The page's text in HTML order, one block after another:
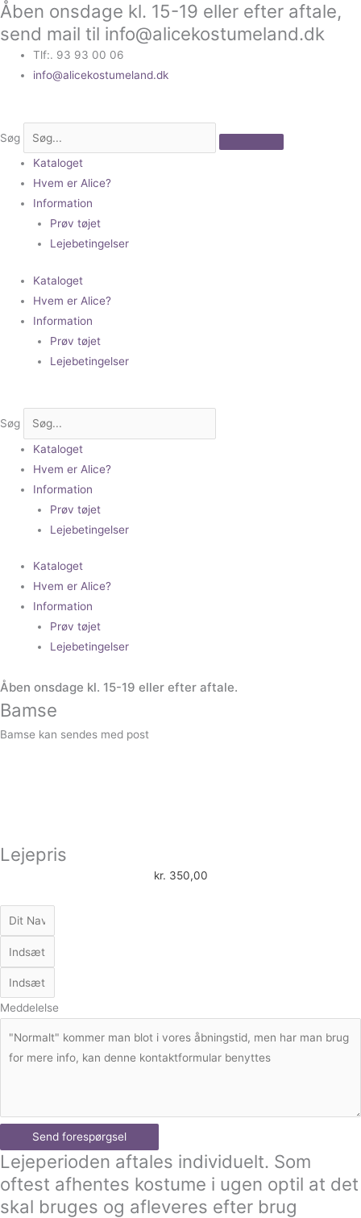
Gå
til
indholdet
Åben onsdage kl. 15-19 eller efter aftale,
send mail til info@alicekostumeland.dk
Tlf:. 93 93 00 06
info@alicekostumeland.dk
Søg
Kataloget
Hvem er Alice?
Information
Prøv tøjet
Lejebetingelser
Kataloget
Hvem er Alice?
Information
Prøv tøjet
Lejebetingelser
Søg
Kataloget
Hvem er Alice?
Information
Prøv tøjet
Lejebetingelser
Kataloget
Hvem er Alice?
Information
Prøv tøjet
Lejebetingelser
Åben onsdage kl. 15-19 eller efter aftale.
Bamse
Bamse kan sendes med post
Lejepris
kr. 350,00
Meddelelse
Send forespørgsel
Lejeperioden aftales individuelt. Som
oftest afhentes kostume i ugen optil at det
skal bruges og afleveres efter brug